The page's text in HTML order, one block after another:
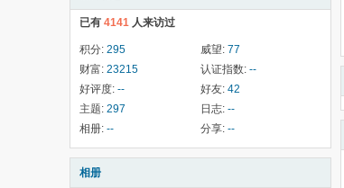
已有 4141 人来访过
积分: 295 威望: 77
财富: 23215 认证指数: --
好评度: -- 好友: 42
主题: 297 日志: --
相册: -- 分享: --
相册